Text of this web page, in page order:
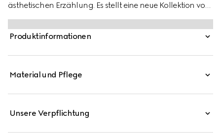
ästhetischen Erzählung. Es stellt eine neue Kollektion von
Kleinlederwaren mit einem prominenten Web-Detail auf
GG beschichtetem Canvas vor. Komplett mit
Lederbesatz zeigt dieser vielseitige Stil eine ungefütterte
Produktinformationen
Material und Pflege
Unsere Verpflichtung